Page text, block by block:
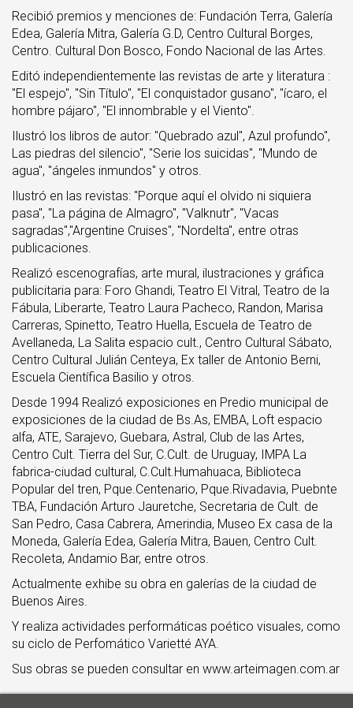
Recibió premios y menciones de: Fundación Terra, Galería
Edea, Galería Mitra, Galería G.D, Centro Cultural Borges,
Centro. Cultural Don Bosco, Fondo Nacional de las Artes.
Editó independientemente las revistas de arte y literatura :
"El espejo", "Sin Título", "El conquistador gusano", "ícaro, el
hombre pájaro", "El innombrable y el Viento".
Ilustró los libros de autor: "Quebrado azul", Azul profundo",
Las piedras del silencio", "Serie los suicidas", "Mundo de
agua", "ángeles inmundos" y otros.
Ilustró en las revistas: "Porque aquí el olvido ni siquiera
pasa", "La página de Almagro", "Valknutr", "Vacas
sagradas","Argentine Cruises", "Nordelta", entre otras
publicaciones.
Realizó escenografías, arte mural, ilustraciones y gráfica
publicitaria para: Foro Ghandi, Teatro El Vitral, Teatro de la
Fábula, Liberarte, Teatro Laura Pacheco, Randon, Marisa
Carreras, Spinetto, Teatro Huella, Escuela de Teatro de
Avellaneda, La Salita espacio cult., Centro Cultural Sábato,
Centro Cultural Julián Centeya, Ex taller de Antonio Berni,
Escuela Científica Basilio y otros.
Desde 1994 Realizó exposiciones en Predio municipal de
exposiciones de la ciudad de Bs.As, EMBA, Loft espacio
alfa, ATE, Sarajevo, Guebara, Astral, Club de las Artes,
Centro Cult. Tierra del Sur, C.Cult. de Uruguay, IMPA La
fabrica-ciudad cultural, C.Cult.Humahuaca, Biblioteca
Popular del tren, Pque.Centenario, Pque.Rivadavia, Puebnte
TBA, Fundación Arturo Jauretche, Secretaria de Cult. de
San Pedro, Casa Cabrera, Amerindia, Museo Ex casa de la
Moneda, Galería Edea, Galería Mitra, Bauen, Centro Cult.
Recoleta, Andamio Bar, entre otros.
Actualmente exhibe su obra en galerías de la ciudad de
Buenos Aires.
Y realiza actividades performáticas poético visuales, como
su ciclo de Perfomático Varietté AYA.
Sus obras se pueden consultar en www.arteimagen.com.ar